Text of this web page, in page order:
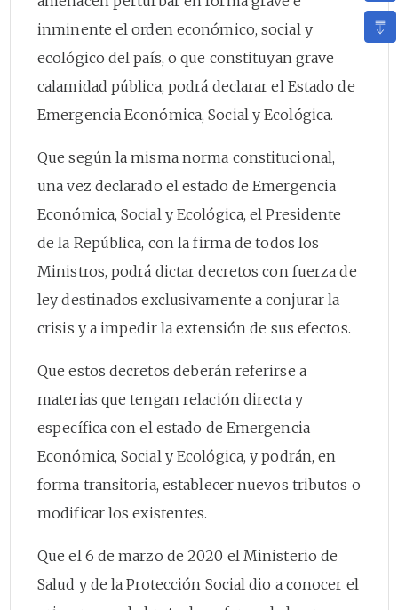
inminente el orden económico, social y
ecológico del país, o que constituyan grave
calamidad pública, podrá declarar el Estado de
Emergencia Económica, Social y Ecológica.
Que según la misma norma constitucional,
una vez declarado el estado de Emergencia
Económica, Social y Ecológica, el Presidente
de la República, con la firma de todos los
Ministros, podrá dictar decretos con fuerza de
ley destinados exclusivamente a conjurar la
crisis y a impedir la extensión de sus efectos.
Que estos decretos deberán referirse a
materias que tengan relación directa y
específica con el estado de Emergencia
Económica, Social y Ecológica, y podrán, en
forma transitoria, establecer nuevos tributos o
modificar los existentes.
Que el 6 de marzo de 2020 el Ministerio de
Salud y de la Protección Social dio a conocer el